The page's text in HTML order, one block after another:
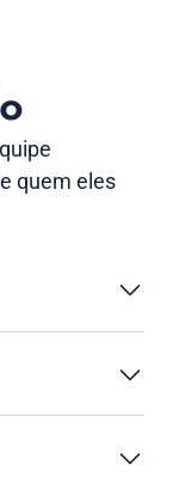
quem eles